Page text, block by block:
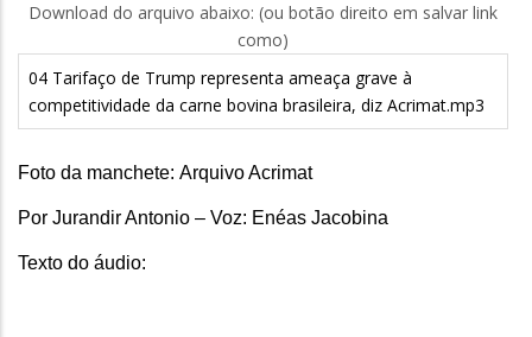
Download do arquivo abaixo: (ou botão direito em salvar link
como)
04 Tarifaço de Trump representa ameaça grave à
competitividade da carne bovina brasileira, diz Acrimat.mp3
Foto da manchete: Arquivo Acrimat
Por Jurandir Antonio – Voz: Enéas Jacobina
Texto do áudio: